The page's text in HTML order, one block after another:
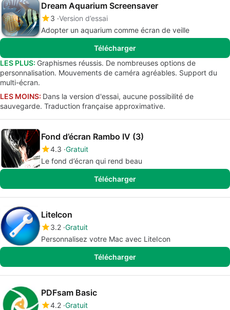
Dream Aquarium Screensaver
3 Version d’essai
Adopter un aquarium comme écran de veille
Télécharger
LES PLUS: Graphismes réussis. De nombreuses options de
personnalisation. Mouvements de caméra agréables. Support du
multi-écran.
LES MOINS: Dans la version d'essai, aucune possibilité de
sauvegarde. Traduction française approximative.
Fond d’écran Rambo IV (3)
4.3 Gratuit
Le fond d’écran qui rend beau
Télécharger
LiteIcon
3.2 Gratuit
Personnalisez votre Mac avec LiteIcon
Télécharger
PDFsam Basic
4.2 Gratuit